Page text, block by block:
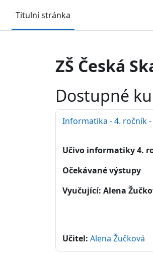
Titulní stránka
ZŠ Česká
Dostupné
Informatika - 4. ročník -
Učivo informatiky 4.
Očekávané výstupy
Vyučující: Alena
Učitel: Alena Žučková